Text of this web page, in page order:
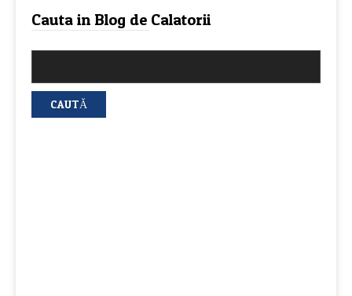
Cauta in Blog de Calatorii